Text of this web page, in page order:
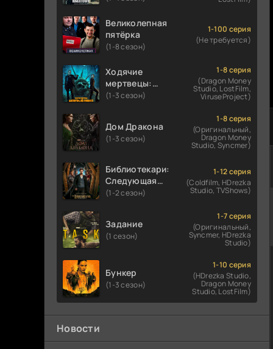
Великолепная
пятёрка
(1-8 сезон)
1-100 серия
(Не требуется)
Ходячие
мертвецы:
Мертвый
(1-3 сезон)
1-8 серия
(Dragon Money
Studio, LostFilm,
ViruseProject)
Дом Дракона
(1-3 сезон)
1-8 серия
(Оригинальный,
Dragon Money
Studio, Syncmer)
Библиотекари:
Следующая
глава
(1-2 сезон)
1-12 серия
(Coldfilm, HDrezka
Studio, TVShows)
Задание
(1 сезон)
1-7 серия
(Оригинальный,
Syncmer, HDrezka
Studio)
Бункер
(1-3 сезон)
1-10 серия
(HDrezka Studio,
Dragon Money
Studio, LostFilm)
Новости